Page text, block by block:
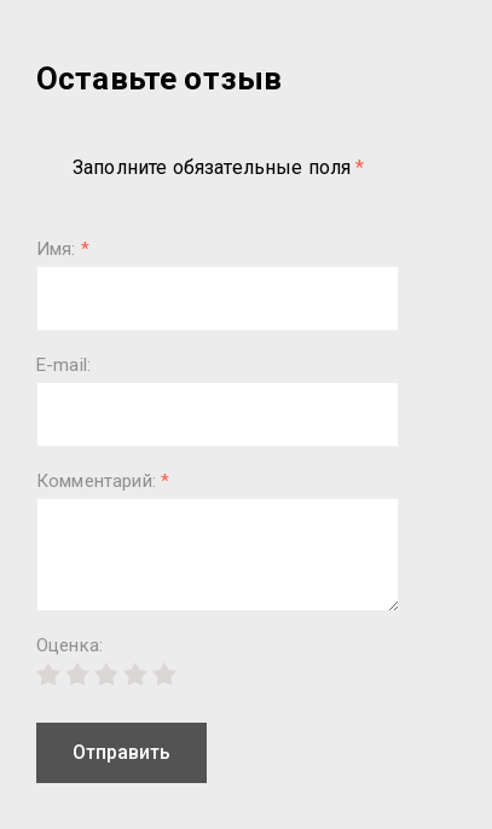
Оставьте отзыв
Заполните обязательные поля*
Имя: *
E-mail:
Комментарий:*
Оценка:
Отправить